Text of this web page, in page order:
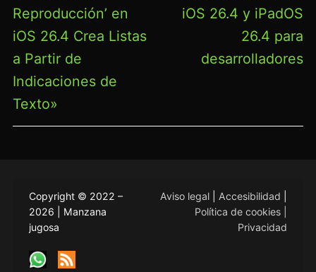
Reproducción’ en
iOS 26.4 Crea Listas
a Partir de
Indicaciones de
Texto»
iOS 26.4 y iPadOS
26.4 para
desarrolladores
Copyright © 2022 –
2026 | Manzana
jugosa
Aviso legal Accesibilidad
Política de cookies |
Privacidad